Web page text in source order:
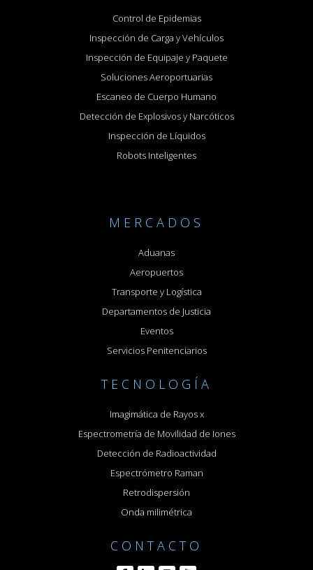
Control de Epidemias
Inspección de Carga y Vehículos
Inspección de Equipaje y Paquete
Soluciones Aeroportuarias
Escaneo de Cuerpo Humano
Detección de Explosivos y Narcóticos
Inspección de Líquidos
Robots Inteligentes
MERCADOS
Aduanas
Aeropuertos
Transporte y Logística
Departamentos de Justicia
Eventos
Servicios Penitenciarios
TECNOLOGÍA
Imagimática de Rayos x
Espectrometría de Movilidad de Iones
Detección de Radioactividad
Espectrómetro Raman
Retrodispersión
Onda milimétrica
CONTACTO